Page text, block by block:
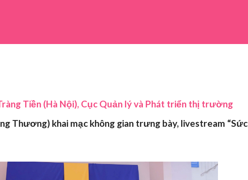
Tiền (Hà Nội), Cục Quản lý và Phát triển thị trường
Thương) khai mạc không gian trưng bày, livestream “Sức